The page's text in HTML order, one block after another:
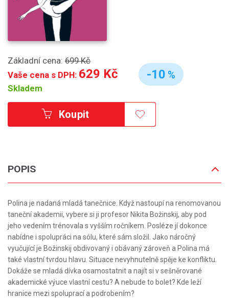
Základní cena: 699 Kč
Vaše cena s DPH: 629 Kč
Skladem
-10 %
Koupit
POPIS
Polina je nadaná mladá tanečnice. Když nastoupí na renomovanou
taneční akademii, vybere si ji profesor Nikita Božinskij, aby pod
jeho vedením trénovala s vyšším ročníkem. Posléze jí dokonce
nabídne i spolupráci na sólu, které sám složil. Jako náročný
vyučující je Božinskij obdivovaný i obávaný zároveň a Polina má
také vlastní tvrdou hlavu. Situace nevyhnutelně spěje ke konfliktu.
Dokáže se mladá dívka osamostatnit a najít si v sešněrované
akademické výuce vlastní cestu? A nebude to bolet? Kde leží
hranice mezi spoluprací a podrobením?